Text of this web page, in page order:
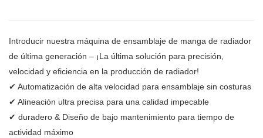
Introducir nuestra máquina de ensamblaje de manga de radiador
de última generación – ¡La última solución para precisión,
velocidad y eficiencia en la producción de radiador!
✔ Automatización de alta velocidad para ensamblaje sin costuras
✔ Alineación ultra precisa para una calidad impecable
✔ duradero & Diseño de bajo mantenimiento para tiempo de
actividad máximo